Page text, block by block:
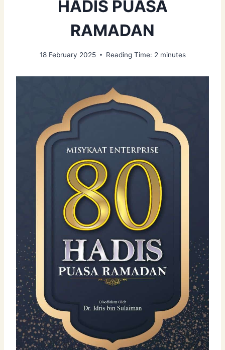
HADIS PUASA
RAMADAN
18 February 2025 Reading Time: 2 minutes